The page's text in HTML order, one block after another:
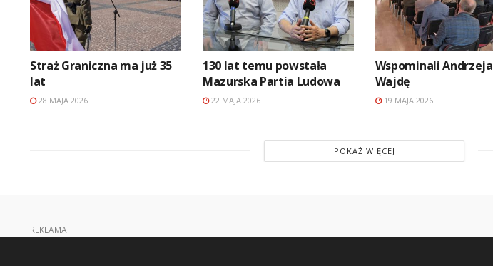
Straż Graniczna ma już 35
lat
28 MAJA 2026
130 lat temu powstała
Mazurska Partia Ludowa
22 MAJA 2026
Wspominali Andrzeja
Wajdę
19 MAJA 2026
POKAŻ WIĘCEJ
REKLAMA